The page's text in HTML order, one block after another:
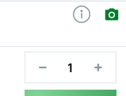
− +